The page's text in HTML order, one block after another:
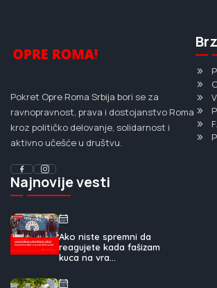
Pokret Opre Roma Srbija bori se za
ravnopravnost, prava i dostojanstvo Roma
kroz političko delovanje, solidarnost i
aktivno učešće u društvu.
Najnovije vesti
Ako niste spremni da
reagujete kada fašizam
kuca na vra...